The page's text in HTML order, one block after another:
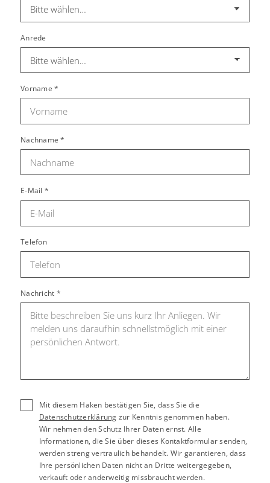
Anrede
Vorname*
Nachname*
E-Mail *
Telefon
Nachricht *
Mit diesem Haken bestätigen Sie, dass Sie die
Datenschutzerklärung zur Kenntnis genommen haben.
Wir nehmen den Schutz Ihrer Daten ernst. Alle
Informationen, die Sie über dieses Kontaktformular senden,
werden streng vertraulich behandelt. Wir garantieren, dass
Ihre persönlichen Daten nicht an Dritte weitergegeben,
verkauft oder anderweitig missbraucht werden.